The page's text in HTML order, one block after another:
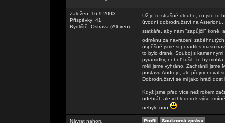
Založen: 16.9.2003
Příspěvky: 41
Bydliště: Ostrava (Albireo)
Už je to strašně dlouho, co jste to
úvodní dobrodružství na
statkáře, aby nám "zapůjčil" koně,
odměnu za navrácení
úspěšně jsme si poradili s
to bylo drsné. Souboj s
pyramidky, neboť tušil, že by
měli jsme vyhráno. Zachránili jsme
postavu Andreje, ale přejmenoval
Dobrodružství se mi jako hráči
Když jsme před více než rokem
odehrát, ale vzhledem k výše
nebylo ono
Návrat nahoru